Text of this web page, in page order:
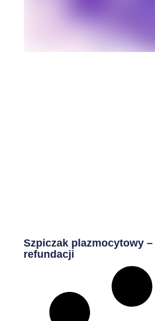
Szpiczak plazmocytowy
refundacji